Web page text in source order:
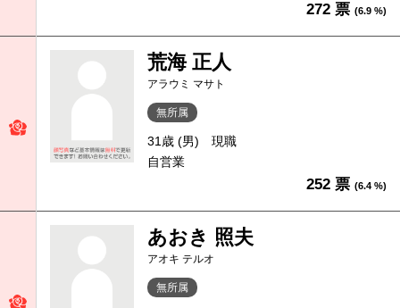
272 票 (6.9 %)
荒海 正人
アラウミ マサト
無所属
31歳 (男)
現職
自営業
252 票 (6.4 %)
あおき 照夫
アオキ テルオ
無所属